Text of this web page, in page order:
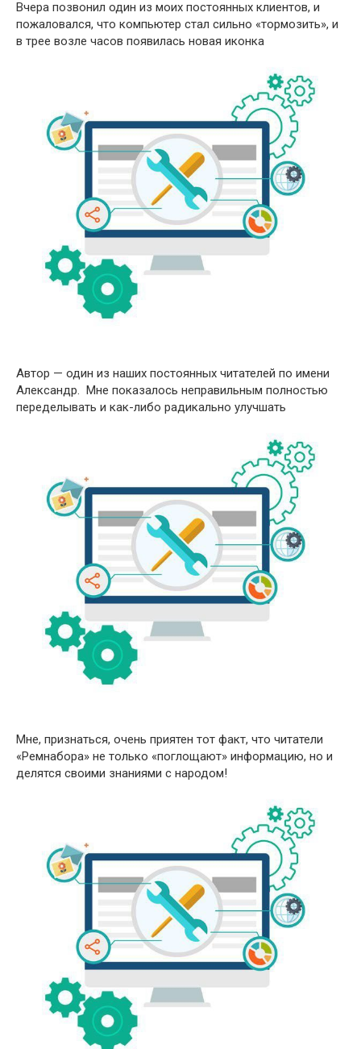
Вчера позвонил один из моих постоянных клиентов, и
пожаловался, что компьютер стал сильно «тормозить», и
в трее возле часов появилась новая иконка
Автор — один из наших постоянных читателей по имени
Александр. Мне показалось неправильным полностью
переделывать и как-либо радикально улучшать
Мне, признаться, очень приятен тот факт, что читатели
«Ремнабора» не только «поглощают» информацию, но и
делятся своими знаниями с народом!